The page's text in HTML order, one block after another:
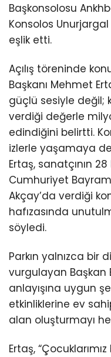
Başkonsolosu
Konsolos
eşlik etti.
Açılış töreninde
Başkanı Mehmet
güçlü sesiyle değil;
verdiği değerle
edindiğini belirtti.
izlerle yaşamaya
Ertaş, sanatçının
Cumhuriyet
Akçay’da verdiği
hafızasında
söyledi.
Parkın yalnızca bir
vurgulayan Başkan
anlayışına uygun
etkinliklerine ev
alan oluşturmayı
Ertaş,